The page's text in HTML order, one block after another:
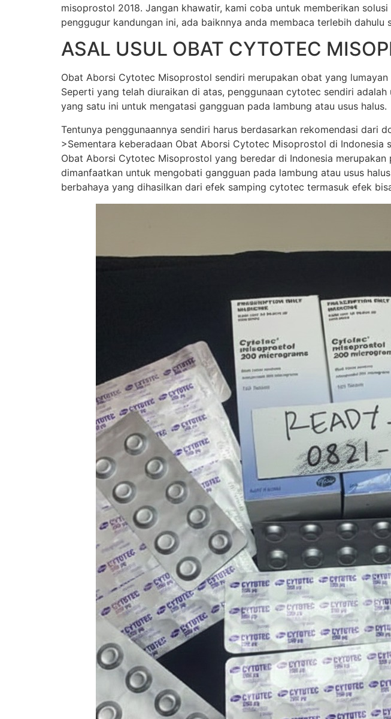
misoprostol 2018. Jangan khawatir, kami coba untuk memberikan
penggugur kandungan ini, ada baiknnya anda membaca terlebih dahulu
ASAL USUL OBAT CYTOTEC
Obat Aborsi Cytotec Misoprostol sendiri merupakan obat yang
Seperti yang telah diuraikan di atas, penggunaan cytotec sendiri
yang satu ini untuk mengatasi gangguan pada lambung atau usus halus.
Tentunya penggunaannya sendiri harus berdasarkan rekomendasi dari
>Sementara keberadaan Obat Aborsi Cytotec Misoprostol di
Obat Aborsi Cytotec Misoprostol yang beredar di Indonesia
dimanfaatkan untuk mengobati gangguan pada lambung atau usus
berbahaya yang dihasilkan dari efek samping cytotec termasuk efek